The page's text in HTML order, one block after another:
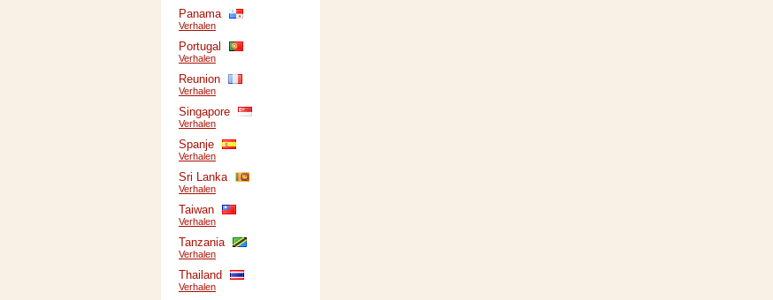
Panama
Verhalen
Portugal
Verhalen
Reunion
Verhalen
Singapore
Verhalen
Spanje
Verhalen
Sri Lanka
Verhalen
Taiwan
Verhalen
Tanzania
Verhalen
Thailand
Verhalen